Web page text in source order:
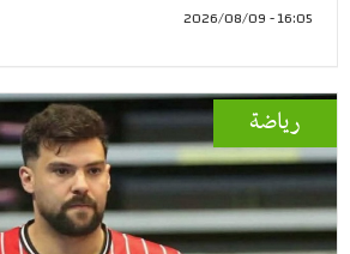
16:05 - 2026/08/09
رياضة